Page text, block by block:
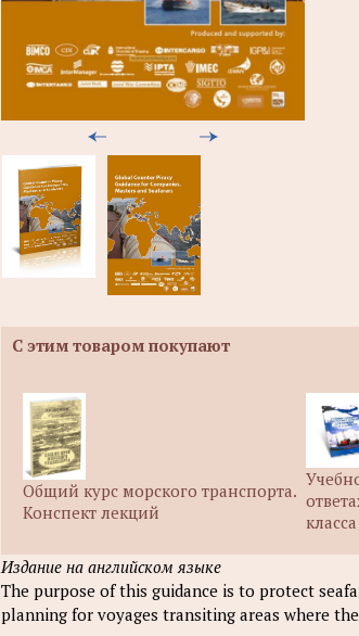
С этим товаром покупают
Общий курс морского транспорта.
Конспект лекций
класса
Издание на английском языке
The purpose of this guidance is to protect
planning for voyages transiting areas where